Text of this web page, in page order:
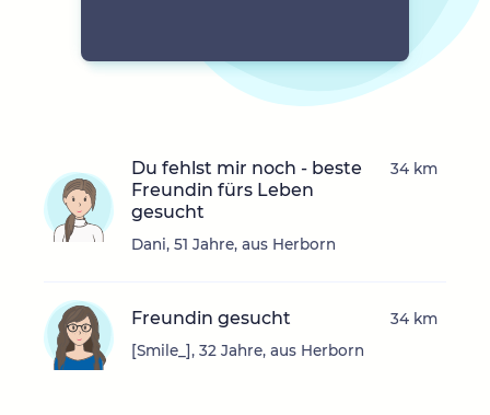
Du fehlst mir noch - beste
Freundin fürs Leben
gesucht
Dani, 51 Jahre, aus Herborn
34 km
Freundin gesucht
[Smile_], 32 Jahre, aus Herborn
34 km